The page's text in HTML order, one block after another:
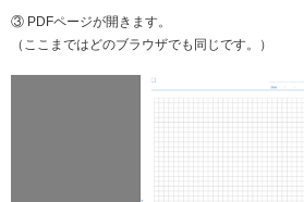
③ PDFページが開きます。
（ここまではどのブラウザでも同じです。）